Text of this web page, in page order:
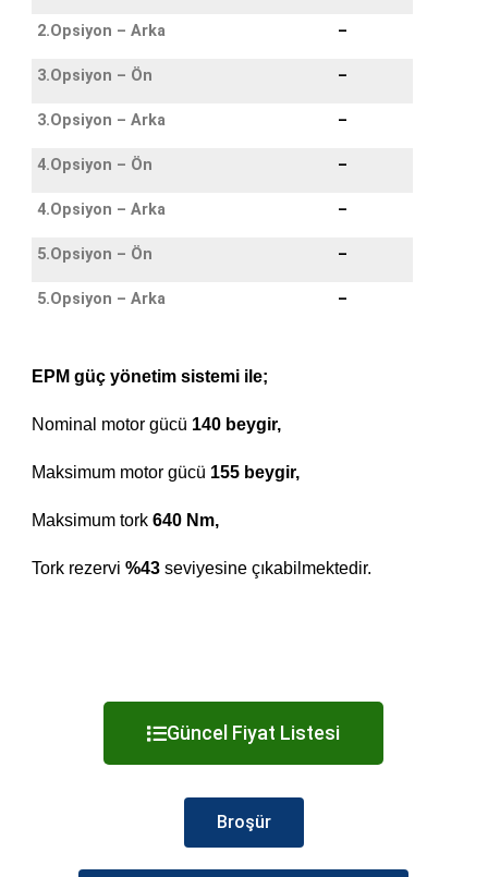
2.Opsiyon – Arka –
3.Opsiyon – Ön –
3.Opsiyon – Arka –
4.Opsiyon – Ön –
4.Opsiyon – Arka –
5.Opsiyon – Ön –
5.Opsiyon – Arka –
EPM güç yönetim sistemi ile;
Nominal motor gücü 140 beygir,
Maksimum motor gücü 155 beygir,
Maksimum tork 640 Nm,
Tork rezervi %43seviyesine çıkabilmektedir.
Güncel Fiyat Listesi
Broşür